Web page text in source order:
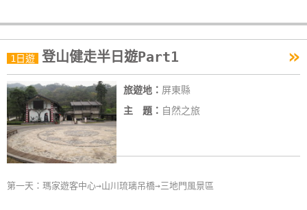
合
作
廠
商
合
作
旅
1日遊 登山健走半日遊Part1 »
旅遊地： 屏東縣
主 題： 自然之旅
第一天：瑪家遊客中心→山川琉璃吊橋→三地門風景區